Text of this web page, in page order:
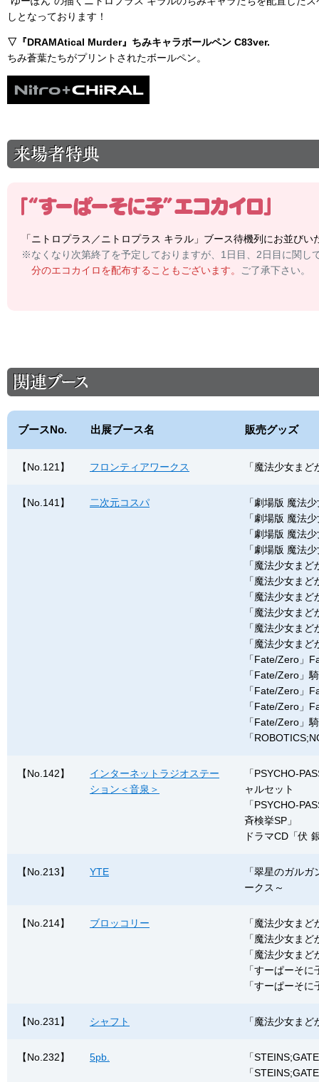
しとなっております！
▽『DRAMAtical Murder』ちみキャラボールペン C83ver.
ちみ蒼葉たちがプリントされたボールペン。
「ニトロプラス／ニトロプラス キラル」ブース待機列にお並びい
※なくなり次第終了を予定しておりますが、1日目、2日目に関し
分のエコカイロを配布することもございます。
ご了承下さい。
ブースNo. 出展ブース名 販売グッズ
【No.121】 フロンティアワークス 「魔法少女ま
【No.141】 二次元コスパ
「劇場版 魔法
「劇場版 魔法
「劇場版 魔法
「劇場版 魔法
「魔法少女ま
「魔法少女ま
「魔法少女ま
「魔法少女ま
「魔法少女ま
「魔法少女ま
「Fate/Zero」
「Fate/Zero」
「Fate/Zero」
「Fate/Zero」
「Fate/Zero」
「
【No.142】
インターネットラジオステー
ション＜音泉＞
「PSYCHO-
ャルセット
「PSYCHO-
斉検挙SP」
ドラマCD「伏
【No.213】 YTE
「翠星のガル
ークス～
【No.214】 ブロッコリー
「魔法少女ま
「魔法少女ま
「魔法少女ま
「すーぱーそ
「すーぱーそ
【No.231】 シャフト 「魔法少女ま
【No.232】 5pb.
「
「